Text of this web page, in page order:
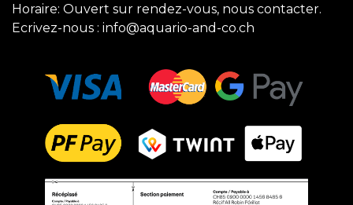
Horaire: Ouvert sur rendez-vous, nous contacter.
Ecrivez-nous : info@aquario-and-co.ch